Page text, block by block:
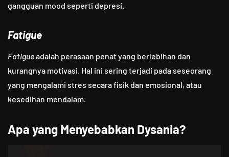
gangguan mood seperti depresi.
Fatigue
Fatigueadalah perasaan penat yang berlebihan dan
kurangnya motivasi. Hal ini sering terjadi pada seseorang
yang mengalami stres secara fisik dan emosional, atau
kesedihan mendalam.
Apa yang Menyebabkan Dysania?